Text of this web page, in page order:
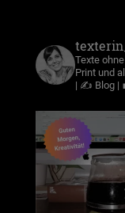
Texte
Print und
| ✍️ Blog |